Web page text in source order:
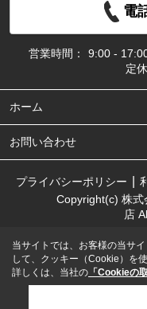
電
営業時間：
9:00 -
定
ホーム
お問い合わせ
プライバシーポリシー
Copyright(c) 株
店
当サイトでは、お客様の当サ
して、クッキー（Cookie）を
詳しくは、当社の 「Cookieの